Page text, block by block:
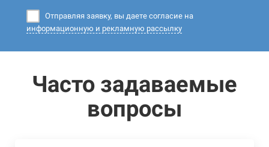
Отправляя заявку, вы даете согласие на
информационную и рекламную рассылку
Часто задаваемые
вопросы